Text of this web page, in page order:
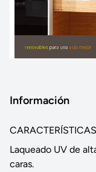
Información
Laqueado UV de
caras.